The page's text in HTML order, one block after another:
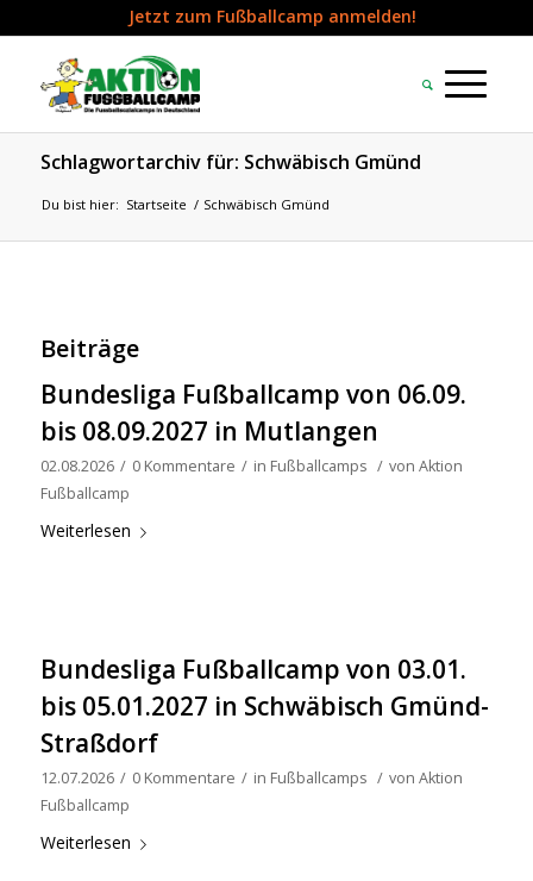
Jetzt zum Fußballcamp anmelden!
Schlagwortarchiv für: Schwäbisch Gmünd
Du bist hier: Startseite / Schwäbisch Gmünd
Beiträge
Bundesliga Fußballcamp von 06.09.
bis 08.09.2027 in Mutlangen
02.08.2026 / 0 Kommentare / in Fußballcamps / von Aktion
Fußballcamp
Weiterlesen
Bundesliga Fußballcamp von 03.01.
bis 05.01.2027 in Schwäbisch Gmünd-
Straßdorf
12.07.2026 / 0 Kommentare / in Fußballcamps / von Aktion
Fußballcamp
Weiterlesen